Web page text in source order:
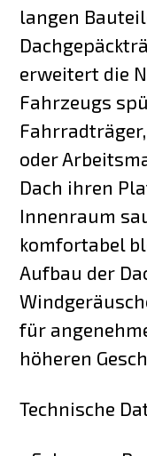
langen
erweitert die
Fahrzeugs
oder
Dach ihren
Innenraum
komfortabel
Aufbau der
für
höheren
Technische